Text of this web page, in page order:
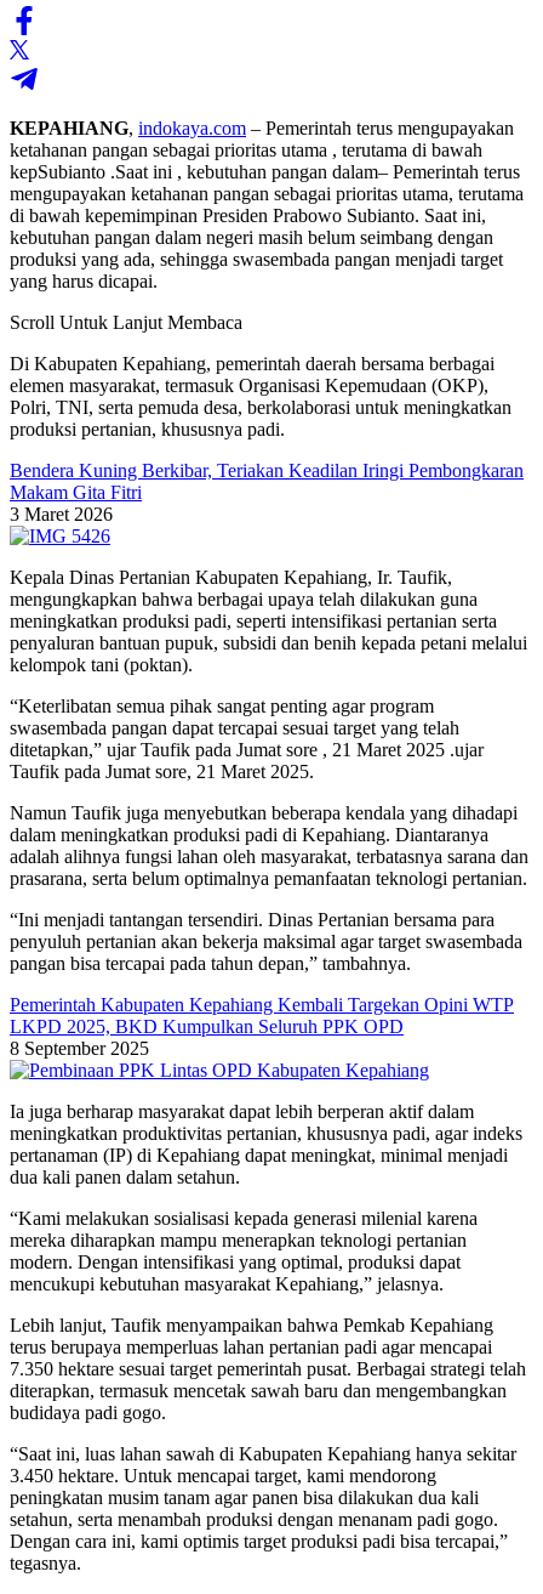
KEPAHIANG, indokaya.com – Pemerintah terus mengupayakan
ketahanan pangan sebagai prioritas utama , terutama di bawah
kepSubianto .Saat ini , kebutuhan pangan dalam– Pemerintah terus
mengupayakan ketahanan pangan sebagai prioritas utama, terutama
di bawah kepemimpinan Presiden Prabowo Subianto. Saat ini,
kebutuhan pangan dalam negeri masih belum seimbang dengan
produksi yang ada, sehingga swasembada pangan menjadi target
yang harus dicapai.
Scroll Untuk Lanjut Membaca
Di Kabupaten Kepahiang, pemerintah daerah bersama berbagai
elemen masyarakat, termasuk Organisasi Kepemudaan (OKP),
Polri, TNI, serta pemuda desa, berkolaborasi untuk meningkatkan
produksi pertanian, khususnya padi.
Bendera Kuning Berkibar, Teriakan Keadilan Iringi Pembongkaran
Makam Gita Fitri
3 Maret 2026
Kepala Dinas Pertanian Kabupaten Kepahiang, Ir. Taufik,
mengungkapkan bahwa berbagai upaya telah dilakukan guna
meningkatkan produksi padi, seperti intensifikasi pertanian serta
penyaluran bantuan pupuk, subsidi dan benih kepada petani melalui
kelompok tani (poktan).
“Keterlibatan semua pihak sangat penting agar program
swasembada pangan dapat tercapai sesuai target yang telah
ditetapkan,” ujar Taufik pada Jumat sore , 21 Maret 2025 .ujar
Taufik pada Jumat sore, 21 Maret 2025.
Namun Taufik juga menyebutkan beberapa kendala yang dihadapi
dalam meningkatkan produksi padi di Kepahiang. Diantaranya
adalah alihnya fungsi lahan oleh masyarakat, terbatasnya sarana dan
prasarana, serta belum optimalnya pemanfaatan teknologi pertanian.
“Ini menjadi tantangan tersendiri. Dinas Pertanian bersama para
penyuluh pertanian akan bekerja maksimal agar target swasembada
pangan bisa tercapai pada tahun depan,” tambahnya.
Pemerintah Kabupaten Kepahiang Kembali Targekan Opini WTP
LKPD 2025, BKD Kumpulkan Seluruh PPK OPD
8 September 2025
Ia juga berharap masyarakat dapat lebih berperan aktif dalam
meningkatkan produktivitas pertanian, khususnya padi, agar indeks
pertanaman (IP) di Kepahiang dapat meningkat, minimal menjadi
dua kali panen dalam setahun.
“Kami melakukan sosialisasi kepada generasi milenial karena
mereka diharapkan mampu menerapkan teknologi pertanian
modern. Dengan intensifikasi yang optimal, produksi dapat
mencukupi kebutuhan masyarakat Kepahiang,” jelasnya.
Lebih lanjut, Taufik menyampaikan bahwa Pemkab Kepahiang
terus berupaya memperluas lahan pertanian padi agar mencapai
7.350 hektare sesuai target pemerintah pusat. Berbagai strategi telah
diterapkan, termasuk mencetak sawah baru dan mengembangkan
budidaya padi gogo.
“Saat ini, luas lahan sawah di Kabupaten Kepahiang hanya sekitar
3.450 hektare. Untuk mencapai target, kami mendorong
peningkatan musim tanam agar panen bisa dilakukan dua kali
setahun, serta menambah produksi dengan menanam padi gogo.
Dengan cara ini, kami optimis target produksi padi bisa tercapai,”
tegasnya.